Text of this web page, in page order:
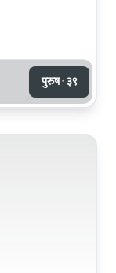
पुरुष · ३९